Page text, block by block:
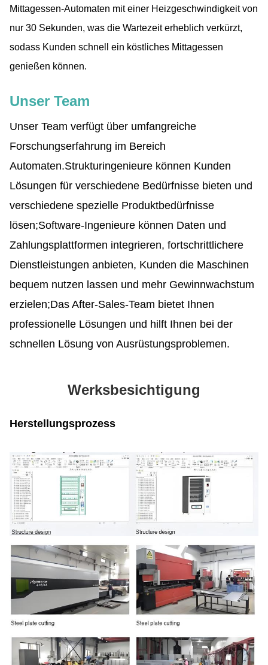
Mittagessen-Automaten mit einer Heizgeschwindigkeit von
nur 30 Sekunden, was die Wartezeit erheblich verkürzt,
sodass Kunden schnell ein köstliches Mittagessen
genießen können.
Unser Team
Unser Team verfügt über umfangreiche
Forschungserfahrung im Bereich
Automaten.Strukturingenieure können Kunden
Lösungen für verschiedene Bedürfnisse bieten und
verschiedene spezielle Produktbedürfnisse
lösen;Software-Ingenieure können Daten und
Zahlungsplattformen integrieren, fortschrittlichere
Dienstleistungen anbieten, Kunden die Maschinen
bequem nutzen lassen und mehr Gewinnwachstum
erzielen;Das After-Sales-Team bietet Ihnen
professionelle Lösungen und hilft Ihnen bei der
schnellen Lösung von Ausrüstungsproblemen.
Werksbesichtigung
Herstellungsprozess